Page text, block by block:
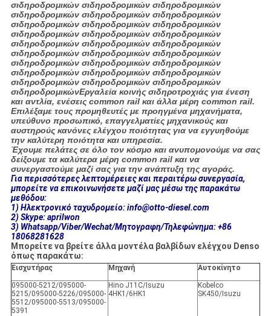
σιδηροδρομικών σιδηροδρομικών σιδηροδρομικών
σιδηροδρομικών σιδηροδρομικών σιδηροδρομικών
σιδηροδρομικών σιδηροδρομικών σιδηροδρομικών
σιδηροδρομικών σιδηροδρομικών σιδηροδρομικών
σιδηροδρομικών σιδηροδρομικών σιδηροδρομικών
σιδηροδρομικών σιδηροδρομικών σιδηροδρομικών
σιδηροδρομικών σιδηροδρομικών σιδηροδρομικών
σιδηροδρομικών σιδηροδρομικών σιδηροδρομικών
σιδηροδρομικών σιδηροδρομικών σιδηροδρομικών
σιδηροδρομικώνΕργαλεία κοινής σιδηροτροχιάς για ένεση
και αντλία, ενέσεις common rail και άλλα μέρη common rail.
Επιλέξαμε τους προμηθευτές με προηγμένα μηχανήματα,
υπεύθυνο προσωπικό, επαγγελματίες μηχανικούς και
αυστηρούς κανόνες ελέγχου ποιότητας για να εγγυηθούμε
την καλύτερη ποιότητα και υπηρεσία.
Έχουμε πελάτες σε όλο τον κόσμο και ανυπομονούμε να σας
δείξουμε τα καλύτερα μέρη common rail και να
συνεργαστούμε μαζί σας για την ανάπτυξη της αγοράς.
Για περισσότερες λεπτομέρειες και περαιτέρω συνεργασία,
μπορείτε να επικοινωνήσετε μαζί μας μέσω της παρακάτω
μεθόδου:
1) Ηλεκτρονικό ταχυδρομείο: info@otto-diesel.com
2) Skype: aprilwon
3) Whatsapp/Viber/Wechat/Μητογραφη/Τηλεφώνημα: +86
18068281628
Μπορείτε να βρείτε άλλα μοντέλα βαλβίδων ελέγχου Denso
όπως παρακάτω:
Εισχυτήρας Μηχανή Αυτοκίνητο
095000-5212/095000-
5215/095000-5226/095000-
5512/095000-5513/095000-
5391
Hino J11C/Isuzu
4HK1/6HK1
Kobelco
SK450/Isuzu